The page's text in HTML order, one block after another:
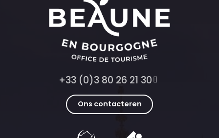
+33 (0)3 80 26 21 30
Ons contacteren